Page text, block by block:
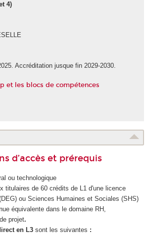
4)
Accréditation jusque fin 2029-2030.
et les blocs de compétences
d’accès et prérequis
ou technologique
titulaires de 60 crédits de L1 d'une licence
ou Sciences Humaines et Sociales (SHS)
équivalente dans le domaine RH,
projet.
en L3 sont les suivantes :